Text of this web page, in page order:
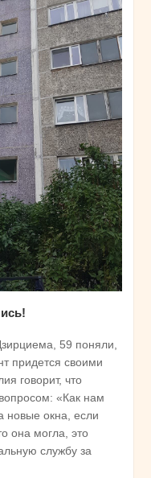
59 поняли,
придется своими
говорит, что
«Как нам
новые окна, если
она могла, это
службу за